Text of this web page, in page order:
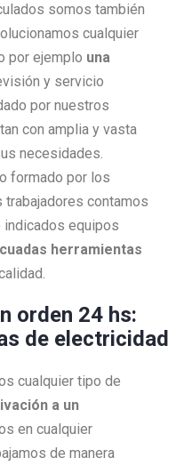
somos también
cualquier
por ejemplo una
y servicio
por nuestros
con amplia y vasta
necesidades.
formado por los
contamos
equipos
herramientas
orden 24 hs:
de electricidad
cualquier tipo de
a un
en cualquier
de manera